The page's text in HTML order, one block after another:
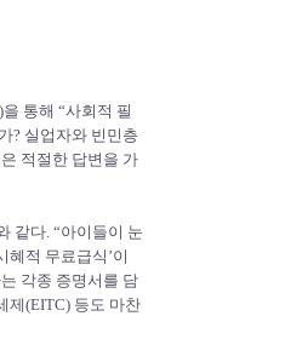
통해 “사회적 필
? 실업자와 빈민층
적절한 답변을 가
같다. “아이들이 눈
혜적 무료급식’이
각종 증명서를 담
제(EITC) 등도 마찬